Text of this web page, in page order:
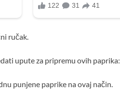
ručak.
upute za pripremu ovih paprika:
punjene paprike na ovaj način.